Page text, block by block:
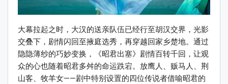
大幕拉起之时，大汉的送亲队伍已经行至胡汉交界，光影
交叠下，剧情闪回至掖庭选秀，再穿越回家乡楚地。通过
隐隐薄纱的巧妙变换，《昭君出塞》剧情百转千回，让观
众的心也随着昭君多舛的命运跌宕。放鹰人、贩马人、荆
山客、牧羊女——剧中特别设置的四位传说者借喻昭君的